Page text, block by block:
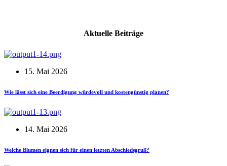
Aktuelle Beiträge
15. Mai 2026
Wie lässt sich eine Beerdigung würdevoll und kostengünstig planen?
14. Mai 2026
Welche Blumen eignen sich für einen letzten Abschiedsgruß?